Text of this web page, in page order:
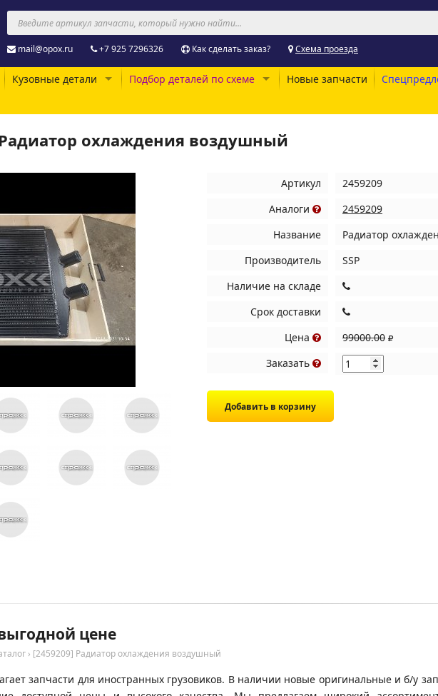
mail@opox.ru +7 925 7296326 Как сделать заказ? Схема проезда
Кузовные детали Подбор деталей по схеме Новые запчасти
охлаждения воздушный
Артикул
2459209
Аналоги
2459209
Название
Радиатор
Производитель
SSP
Наличие на складе
Срок доставки
Цена
99000.00
Заказать
цене
› [2459209] Радиатор охлаждения воздушный
запчасти для иностранных грузовиков. В наличии новые оригинальные и б/у